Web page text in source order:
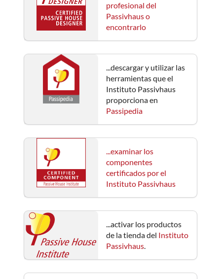
profesional del
Passivhaus o
encontrarlo
...descargar y utilizar las
herramientas que el
Instituto Passivhaus
proporciona en
Passipedia
...examinar los
componentes
certificados por el
Instituto Passivhaus
...activar los productos
de la tienda del Instituto
Passivhaus.